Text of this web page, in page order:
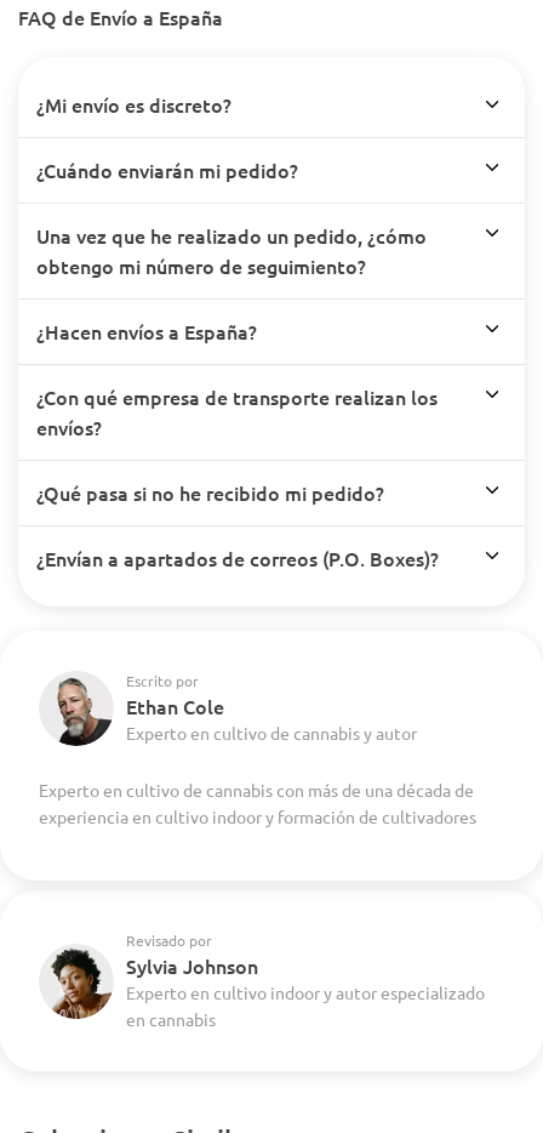
FAQ de Envío a España
¿Mi envío es discreto?
¿Cuándo enviarán mi pedido?
Una vez que he realizado un pedido, ¿cómo
obtengo mi número de seguimiento?
¿Hacen envíos a España?
¿Con qué empresa de transporte realizan los
envíos?
¿Qué pasa si no he recibido mi pedido?
¿Envían a apartados de correos (P.O. Boxes)?
Escrito por
Ethan Cole
Experto en cultivo de cannabis y autor
Experto en cultivo de cannabis con más de una década de
experiencia en cultivo indoor y formación de cultivadores
Revisado por
Sylvia Johnson
Experto en cultivo indoor y autor especializado
en cannabis